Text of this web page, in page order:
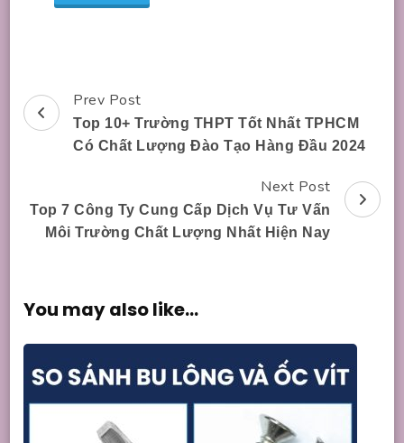
Post
Navigation
Prev Post
Top 10+ Trường THPT Tốt Nhất TPHCM
Có Chất Lượng Đào Tạo Hàng Đầu 2024
Next Post
Top 7 Công Ty Cung Cấp Dịch Vụ Tư Vấn
Môi Trường Chất Lượng Nhất Hiện Nay
You may also like...